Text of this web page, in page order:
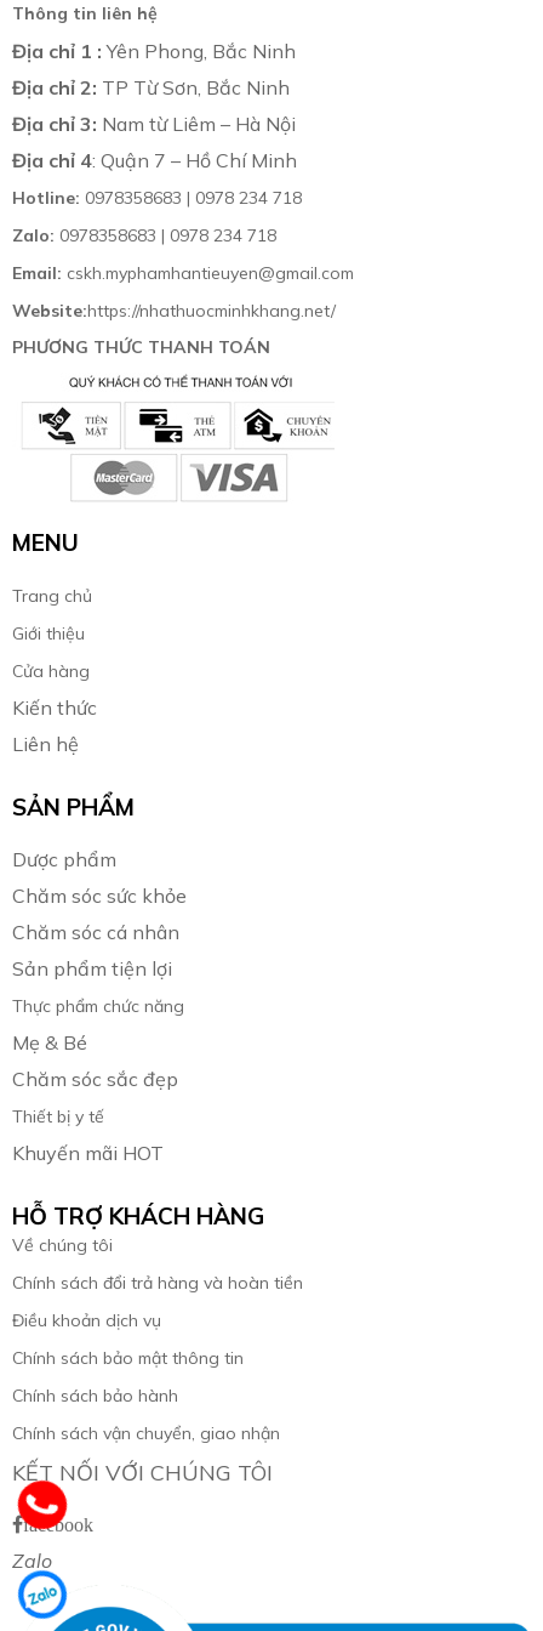
Thông tin liên hệ
Địa chỉ 1 :Yên Phong, Bắc Ninh
Địa chỉ 2: TP Từ Sơn, Bắc Ninh
Địa chỉ 3: Nam từ Liêm – Hà Nội
Địa chỉ 4: Quận 7 – Hồ Chí Minh
Hotline: 0978358683 | 0978 234 718
Zalo: 0978358683 | 0978 234 718
Email: cskh.myphamhantieuyen@gmail.com
Website:https://nhathuocminhkhang.net/
PHƯƠNG THỨC THANH TOÁN
MENU
Trang chủ
Giới thiệu
Cửa hàng
Kiến thức
Liên hệ
SẢN PHẨM
Dược phẩm
Chăm sóc sức khỏe
Chăm sóc cá nhân
Sản phẩm tiện lợi
Thực phẩm chức năng
Mẹ & Bé
Chăm sóc sắc đẹp
Thiết bị y tế
Khuyến mãi HOT
HỖ TRỢ KHÁCH HÀNG
Về chúng tôi
Chính sách đổi trả hàng và hoàn tiền
Điều khoản dịch vụ
Chính sách bảo mật thông tin
Chính sách bảo hành
Chính sách vận chuyển, giao nhận
KẾT NỐI VỚI CHÚNG TÔI
facebook
Zalo